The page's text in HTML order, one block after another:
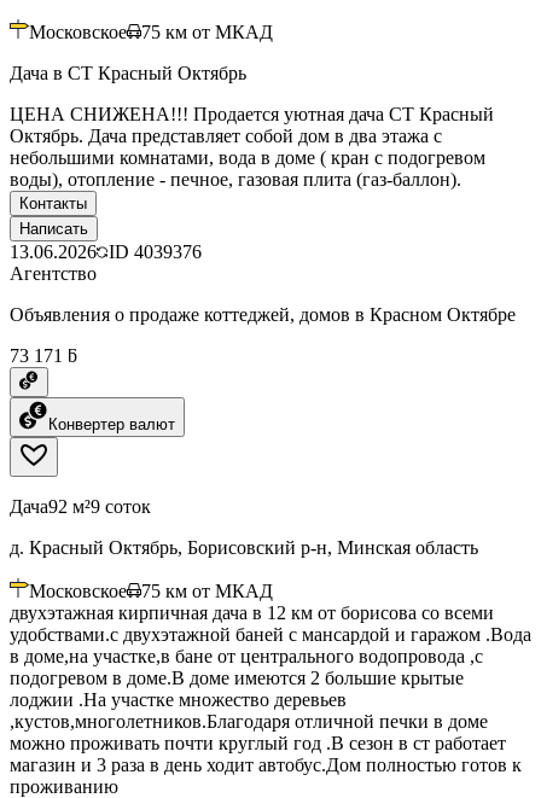
Московское 75 км от МКАД
Дача в СТ Красный Октябрь
ЦЕНА СНИЖЕНА!!! Продается уютная дача СТ Красный
Октябрь. Дача представляет собой дом в два этажа с
небольшими комнатами, вода в доме ( кран с подогревом
воды), отопление - печное, газовая плита (газ-баллон).
Контакты
Написать
13.06.2026 ID 4039376
Агентство
Объявления о продаже коттеджей, домов в Красном Октябре
73 171 ƃ
Конвертер валют
Дача92 м²9 соток
д. Красный Октябрь, Борисовский р-н, Минская область
Московское 75 км от МКАД
двухэтажная кирпичная дача в 12 км от борисова со всеми
удобствами.с двухэтажной баней с мансардой и гаражом .Вода
в доме,на участке,в бане от центрального водопровода ,с
подогревом в доме.В доме имеются 2 большие крытые
лоджии .На участке множество деревьев
,кустов,многолетников.Благодаря отличной печки в доме
можно проживать почти круглый год .В сезон в ст работает
магазин и 3 раза в день ходит автобус.Дом полностью готов к
проживанию